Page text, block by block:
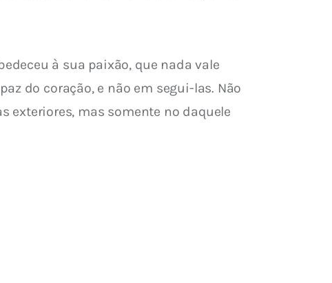
à sua paixão, que nada vale
do coração, e não em segui-las. Não
exteriores, mas somente no daquele